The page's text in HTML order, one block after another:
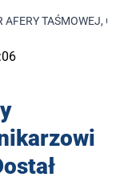
AFERY TAŚMOWEJ,